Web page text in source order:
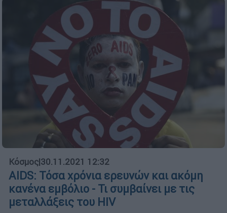
Κόσμος|30.11.2021 12:32
AIDS: Τόσα χρόνια ερευνών και ακόμη
κανένα εμβόλιο - Τι συμβαίνει με τις
μεταλλάξεις του HIV